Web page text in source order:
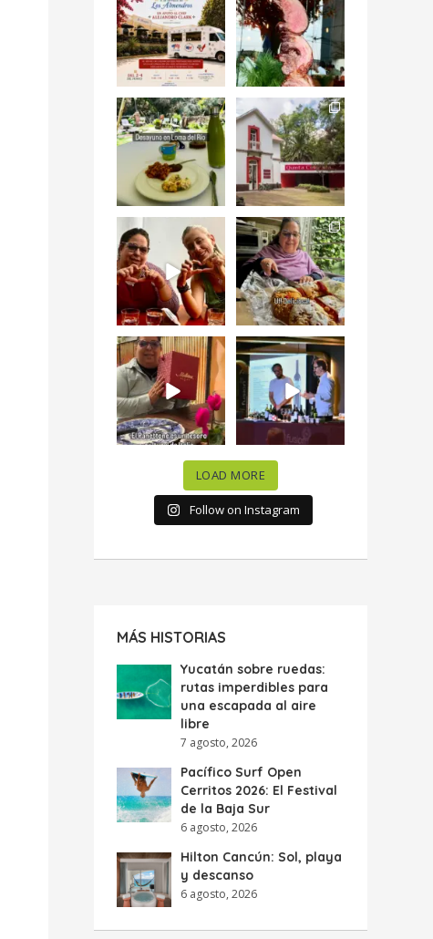
las causas y comer
con causa es...
12 0
mis dos #mamás
más cercanas mi...
17 0
Levantarse, escuchar
el río correr y sentir
el...
19 0
Esta
#NochedeMuseos
en la
#QuintaColorada
el...
12 0
¡Qué desayuno tan
increíble en
@LasQuinceLetras!...
28 3
Me tocó rosca de
Tagers un
restaurante de
Avenida...
50 10
“En #Mallorca
Ciudad de México
celebramos la...
63 7
#SoaunFusionMexic
o una noche única
donde España y...
10 0
LOAD MORE
Follow on Instagram
MÁS HISTORIAS
Yucatán sobre ruedas:
rutas imperdibles para
una escapada al aire
libre
7 agosto, 2026
Pacífico Surf Open
Cerritos 2026: El Festival
de la Baja Sur
6 agosto, 2026
Hilton Cancún: Sol, playa
y descanso
6 agosto, 2026